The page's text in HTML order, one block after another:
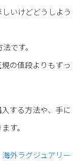
いけどどうしよう
です。
の値段よりもずっ
する方法や、手に
す。
海外ラグジュアリー